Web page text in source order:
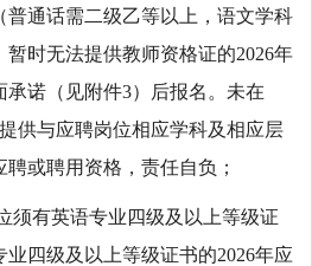
普通话需二级乙等以上，语文学科
时无法提供教师资格证的2026年
诺（见附件3）后报名。未在
供与应聘岗位相应学科及相应层
或聘用资格，责任自负；
须有英语专业四级及以上等级证
四级及以上等级证书的2026年应